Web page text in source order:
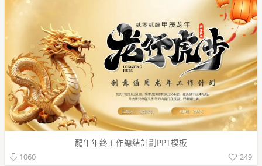
龍年年終工作總結計劃PPT模板
1060 249